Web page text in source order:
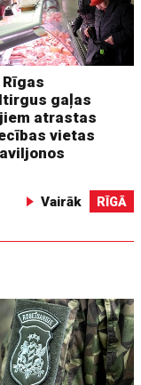
gaļas
atrastas
vietas
Vairāk RĪGĀ